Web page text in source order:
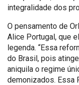
integralidade dos
O pensamento de
Alice Portugal, que
legenda. “Essa
do Brasil, pois
aniquila o regime
demonizados. Essa